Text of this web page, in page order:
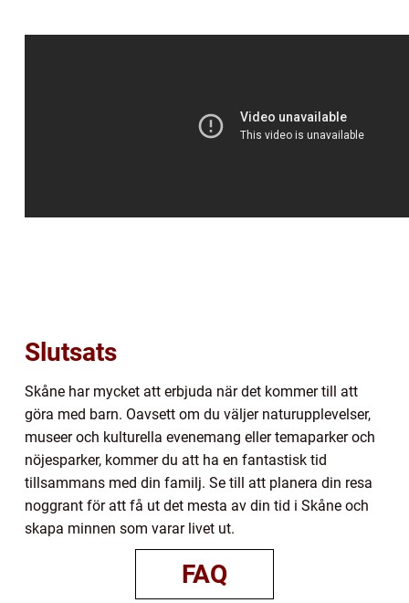
Slutsats
Skåne har mycket att erbjuda när det kommer till att
göra med barn. Oavsett om du väljer naturupplevelser,
museer och kulturella evenemang eller temaparker och
nöjesparker, kommer du att ha en fantastisk tid
tillsammans med din familj. Se till att planera din resa
noggrant för att få ut det mesta av din tid i Skåne och
skapa minnen som varar livet ut.
FAQ